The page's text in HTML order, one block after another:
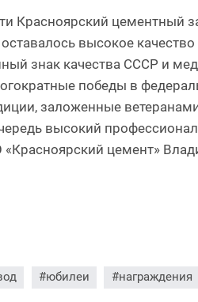
Красноярский цементный
высокое
знак качества СССР и
победы в
заложенные
высокий
цемент»
#юбилеи #награждения